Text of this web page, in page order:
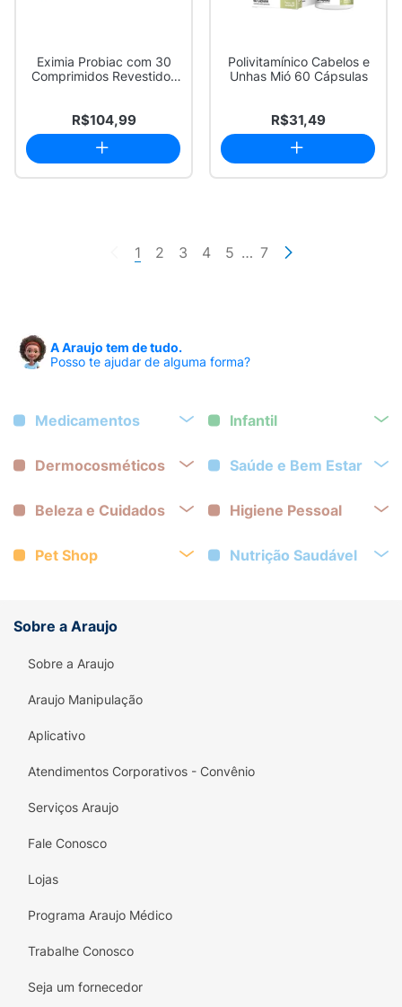
Eximia Probiac com 30
Comprimidos Revestidos
R$104,99
Polivitamínico Cabelos e
Unhas Mió 60 Cápsulas
R$31,49
1 2 3 4 5 … 7
A Araujo tem de tudo.
Posso te ajudar de alguma forma?
Medicamentos Infantil
Dermocosméticos Saúde e Bem Estar
Beleza e Cuidados Higiene Pessoal
Pet Shop Nutrição Saudável
Sobre a Araujo
Sobre a Araujo
Araujo Manipulação
Aplicativo
Atendimentos Corporativos - Convênio
Serviços Araujo
Fale Conosco
Lojas
Programa Araujo Médico
Trabalhe Conosco
Seja um fornecedor